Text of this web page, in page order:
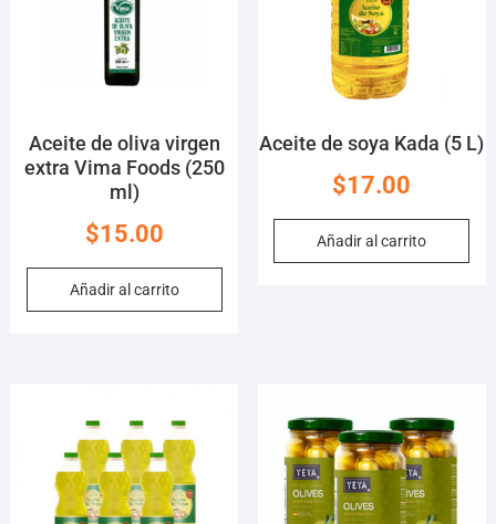
Aceite de oliva virgen
extra Vima Foods (250
ml)
$15.00
Añadir al carrito
Aceite de soya Kada (5 L)
$17.00
Añadir al carrito